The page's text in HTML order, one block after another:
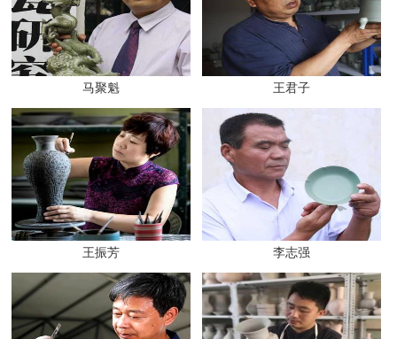
马聚魁 王君子
王振芳 李志强